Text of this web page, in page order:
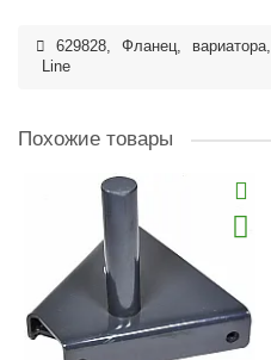
629828, Фланец, вариатора,
Line
Похожие товары